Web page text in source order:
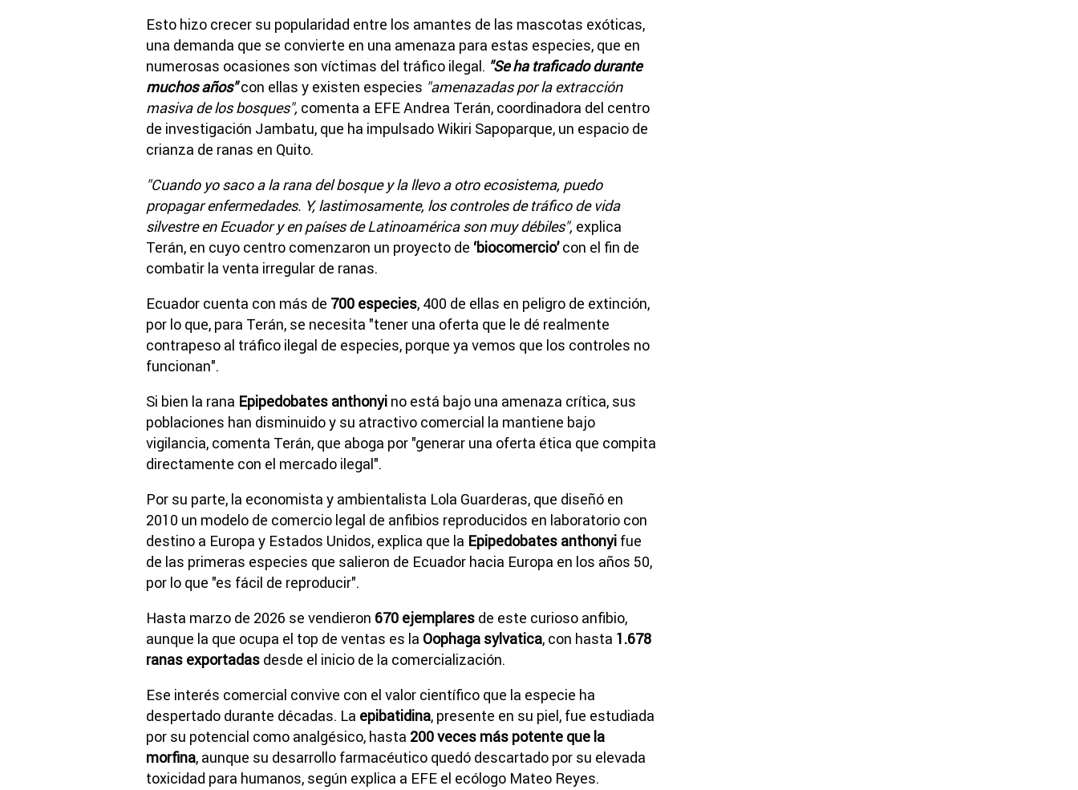
Esto hizo crecer su popularidad entre los amantes de las mascotas exóticas,
una demanda que se convierte en una amenaza para estas especies, que en
numerosas ocasiones son víctimas del tráfico ilegal. "Se ha traficado durante
muchos años" con ellas y existen especies "amenazadas por la extracción
masiva de los bosques", comenta a EFE Andrea Terán, coordinadora del centro
de investigación Jambatu, que ha impulsado Wikiri Sapoparque, un espacio de
crianza de ranas en Quito.
"Cuando yo saco a la rana del bosque y la llevo a otro ecosistema, puedo
propagar enfermedades. Y, lastimosamente, los controles de tráfico de vida
silvestre en Ecuador y en países de Latinoamérica son muy débiles", explica
Terán, en cuyo centro comenzaron un proyecto de ‘biocomercio’con el fin de
combatir la venta irregular de ranas.
Ecuador cuenta con más de 700 especies, 400 de ellas en peligro de extinción,
por lo que, para Terán, se necesita "tener una oferta que le dé realmente
contrapeso al tráfico ilegal de especies, porque ya vemos que los controles no
funcionan".
Si bien la rana Epipedobates anthonyi no está bajo una amenaza crítica, sus
poblaciones han disminuido y su atractivo comercial la mantiene bajo
vigilancia, comenta Terán, que aboga por "generar una oferta ética que compita
directamente con el mercado ilegal".
Por su parte, la economista y ambientalista Lola Guarderas, que diseñó en
2010 un modelo de comercio legal de anfibios reproducidos en laboratorio con
destino a Europa y Estados Unidos, explica que la Epipedobates anthonyi fue
de las primeras especies que salieron de Ecuador hacia Europa en los años 50,
por lo que "es fácil de reproducir".
Hasta marzo de 2026 se vendieron 670 ejemplares de este curioso anfibio,
aunque la que ocupa el top de ventas es la Oophaga sylvatica, con hasta 1.678
ranas exportadas desde el inicio de la comercialización.
Ese interés comercial convive con el valor científico que la especie ha
despertado durante décadas. La epibatidina, presente en su piel, fue estudiada
por su potencial como analgésico, hasta 200 veces más potente que la
morfina, aunque su desarrollo farmacéutico quedó descartado por su elevada
toxicidad para humanos, según explica a EFE el ecólogo Mateo Reyes.